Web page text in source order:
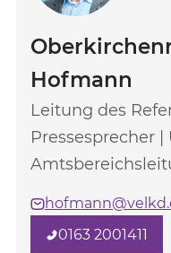
Hofmann
Leitung des
Pressesprecher
0163 2001411